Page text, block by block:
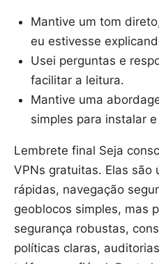
Mantive um tom
eu estivesse
Usei perguntas e
facilitar a leitura.
Mantive uma
simples para instalar
Lembrete final Seja
VPNs gratuitas. Elas são
rápidas, navegação
geoblocos simples, mas
segurança robustas,
políticas claras,